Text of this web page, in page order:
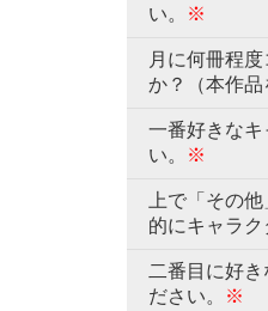
い。
※
月に何冊程
か？（本作品
一番好きなキ
い。
※
上で「その
的にキャラク
二番目に好
ださい。
※